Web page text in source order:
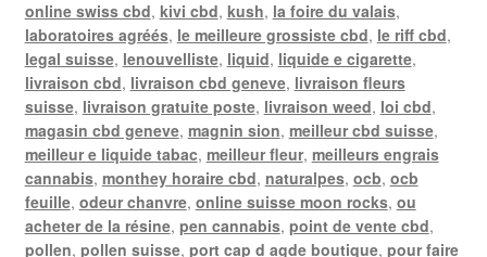
online swiss cbd, kivi cbd, kush, la foire du valais,
laboratoires agréés, le meilleure grossiste cbd, le riff cbd,
legal suisse, lenouvelliste, liquid, liquide e cigarette,
livraison cbd, livraison cbd geneve, livraison fleurs
suisse, livraison gratuite poste, livraison weed, loi cbd,
magasin cbd geneve, magnin sion, meilleur cbd suisse,
meilleur e liquide tabac, meilleur fleur, meilleurs engrais
cannabis, monthey horaire cbd, naturalpes, ocb, ocb
feuille, odeur chanvre, online suisse moon rocks, ou
acheter de la résine, pen cannabis, point de vente cbd,
pollen, pollen suisse, port cap d agde boutique, pour faire